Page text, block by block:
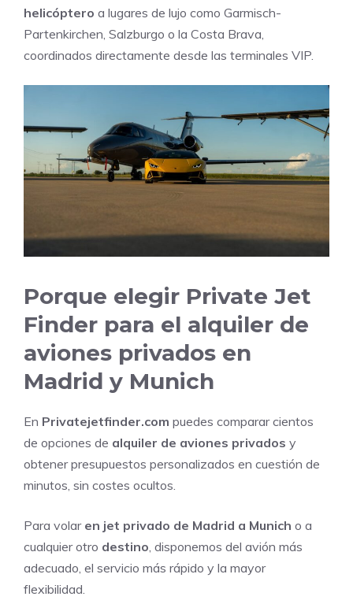
helicóptero a lugares de lujo como Garmisch-
Partenkirchen, Salzburgo o la Costa Brava,
coordinados directamente desde las terminales VIP.
Porque elegir Private Jet
Finder para el alquiler de
aviones privados en
Madrid y Munich
En Privatejetfinder.com puedes comparar cientos
de opciones de alquiler de aviones privados y
obtener presupuestos personalizados en cuestión de
minutos, sin costes ocultos.
Para volaren jet privado de Madrid a Munich o a
cualquier otro destino, disponemos del avión más
adecuado, el servicio más rápido y la mayor
flexibilidad.